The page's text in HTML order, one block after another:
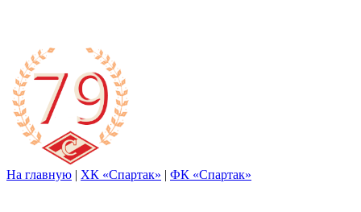
На главную | ХК «Спартак» | ФК «Спартак»